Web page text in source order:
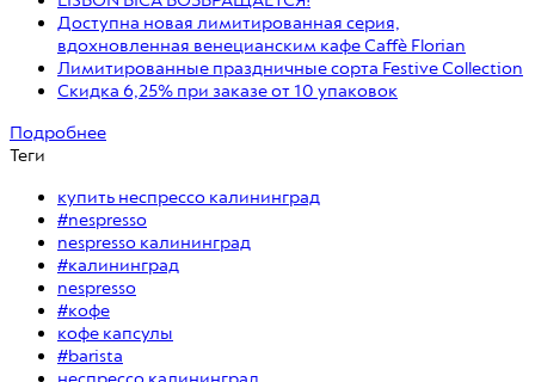
Доступна новая лимитированная серия,
вдохновленная венецианским кафе Caffè Florian
Лимитированные праздничные сорта Festive Collection
Скидка 6,25% при заказе от 10 упаковок
Подробнее
Теги
купить неспрессо калининград
#nespresso
nespresso калининград
#калининград
nespresso
#кофе
кофе капсулы
#barista